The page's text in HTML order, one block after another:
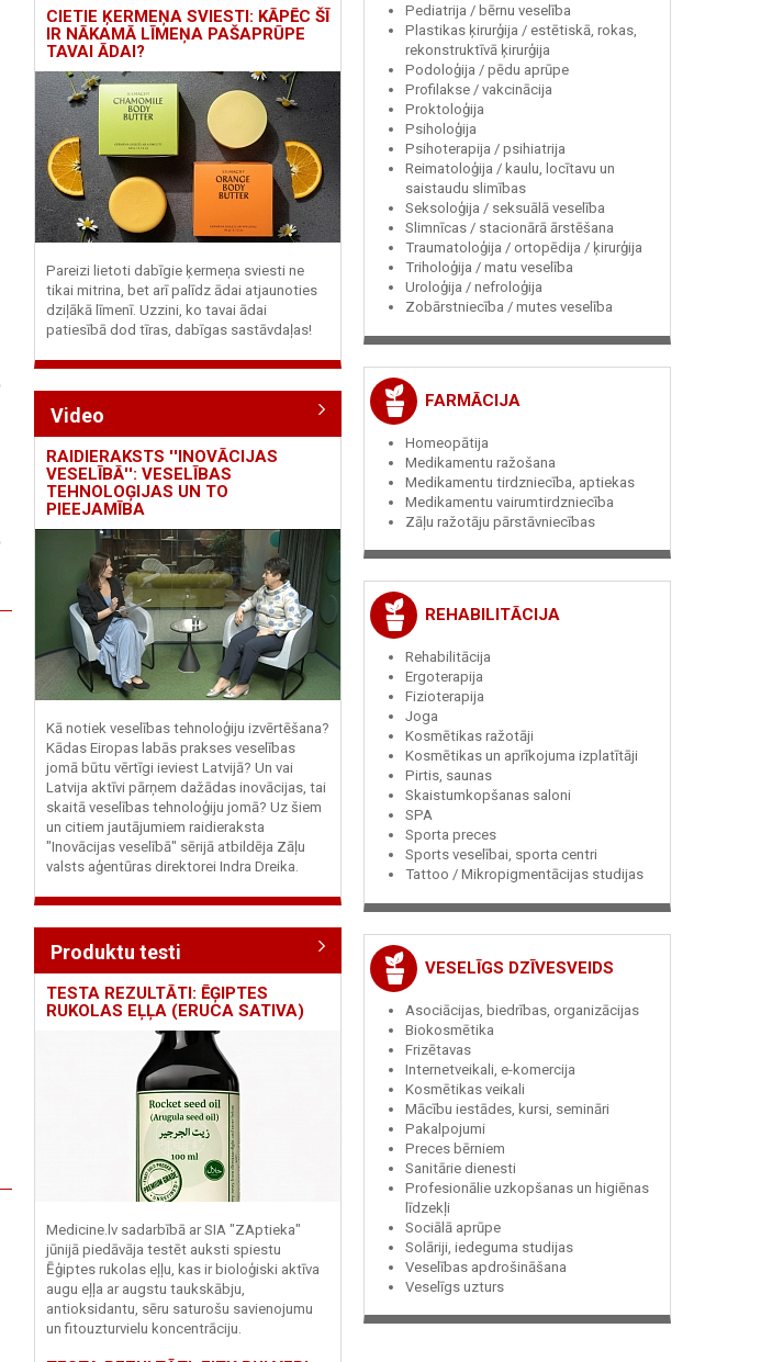
CIETIE ĶERMEŅA SVIESTI: KĀPĒC ŠĪ
IR NĀKAMĀ LĪMEŅA PAŠAPRŪPE
TAVAI ĀDAI?
Pareizi lietoti dabīgie ķermeņa sviesti ne
tikai mitrina, bet arī palīdz ādai atjaunoties
dziļākā līmenī. Uzzini, ko tavai ādai
patiesībā dod tīras, dabīgas sastāvdaļas!
Video
RAIDIERAKSTS ''INOVĀCIJAS
VESELĪBĀ'': VESELĪBAS
TEHNOLOĢIJAS UN TO
PIEEJAMĪBA
Kā notiek veselības tehnoloģiju izvērtēšana?
Kādas Eiropas labās prakses veselības
jomā būtu vērtīgi ieviest Latvijā? Un vai
Latvija aktīvi pārņem dažādas inovācijas, tai
skaitā veselības tehnoloģiju jomā? Uz šiem
un citiem jautājumiem raidieraksta
"Inovācijas veselībā" sērijā atbildēja Zāļu
valsts aģentūras direktorei Indra Dreika.
Produktu testi
TESTA REZULTĀTI: ĒĢIPTES
RUKOLAS EĻĻA (ERUCA SATIVA)
Medicine.lv sadarbībā ar SIA "ZAptieka"
jūnijā piedāvāja testēt auksti spiestu
Ēģiptes rukolas eļļu, kas ir bioloģiski aktīva
augu eļļa ar augstu taukskābju,
antioksidantu, sēru saturošu savienojumu
un fitouzturvielu koncentrāciju.
Pediatrija / bērnu veselība
Plastikas ķirurģija / estētiskā, rokas,
rekonstruktīvā ķirurģija
Podoloģija / pēdu aprūpe
Profilakse / vakcinācija
Proktoloģija
Psiholoģija
Psihoterapija / psihiatrija
Reimatoloģija / kaulu, locītavu un
saistaudu slimības
Seksoloģija / seksuālā veselība
Slimnīcas / stacionārā ārstēšana
Traumatoloģija / ortopēdija / ķirurģija
Triholoģija / matu veselība
Uroloģija / nefroloģija
Zobārstniecība / mutes veselība
FARMĀCIJA
Homeopātija
Medikamentu ražošana
Medikamentu tirdzniecība, aptiekas
Medikamentu vairumtirdzniecība
Zāļu ražotāju pārstāvniecības
REHABILITĀCIJA
Rehabilitācija
Ergoterapija
Fizioterapija
Joga
Kosmētikas ražotāji
Kosmētikas un aprīkojuma izplatītāji
Pirtis, saunas
Skaistumkopšanas saloni
SPA
Sporta preces
Sports veselībai, sporta centri
Tattoo / Mikropigmentācijas studijas
VESELĪGS DZĪVESVEIDS
Asociācijas, biedrības, organizācijas
Biokosmētika
Frizētavas
Internetveikali, e-komercija
Kosmētikas veikali
Mācību iestādes, kursi, semināri
Pakalpojumi
Preces bērniem
Sanitārie dienesti
Profesionālie uzkopšanas un higiēnas
līdzekļi
Sociālā aprūpe
Solāriji, iedeguma studijas
Veselības apdrošināšana
Veselīgs uzturs